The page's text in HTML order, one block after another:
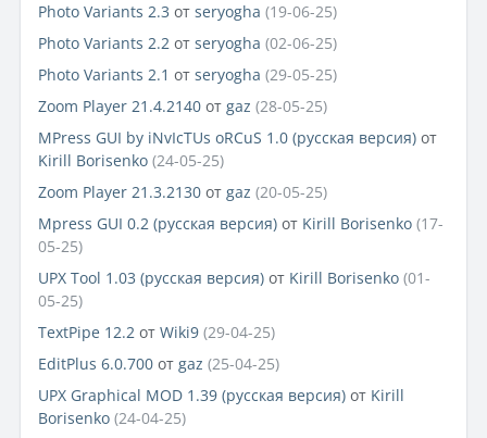
Photo Variants 2.3 от seryogha (19-06-25)
Photo Variants 2.2 от seryogha (02-06-25)
Photo Variants 2.1 от seryogha (29-05-25)
Zoom Player 21.4.2140 от gaz (28-05-25)
MPress GUI by iNvIcTUs oRCuS 1.0 (русская версия) от
Kirill Borisenko (24-05-25)
Zoom Player 21.3.2130 от gaz (20-05-25)
Mpress GUI 0.2 (русская версия) от Kirill Borisenko (17-
05-25)
UPX Tool 1.03 (русская версия) от Kirill Borisenko (01-
05-25)
TextPipe 12.2 от Wiki9 (29-04-25)
EditPlus 6.0.700 от gaz (25-04-25)
UPX Graphical MOD 1.39 (русская версия) от Kirill
Borisenko (24-04-25)